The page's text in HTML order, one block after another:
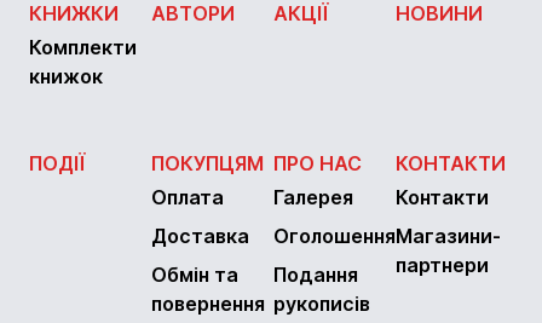
КНИЖКИ
Комплекти
книжок
АВТОРИ АКЦІЇ НОВИНИ
ПОДІЇ
ПОКУПЦЯМ
Оплата
Доставка
Обмін та
повернення
ПРО НАС
Галерея
Оголошення
Подання
рукописів
КОНТАКТИ
Контакти
Магазини-
партнери